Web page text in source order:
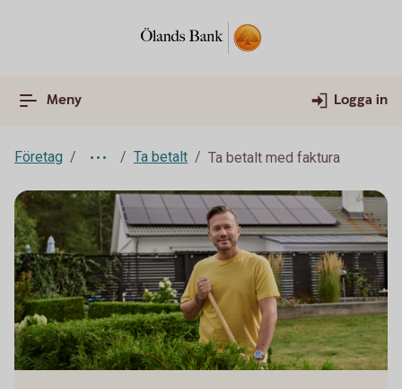
Meny Logga in
Företag Ta betalt Ta betalt med faktura